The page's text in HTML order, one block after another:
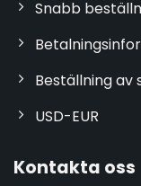
Snabb
Beställning av
USD-EUR
Kontakta oss